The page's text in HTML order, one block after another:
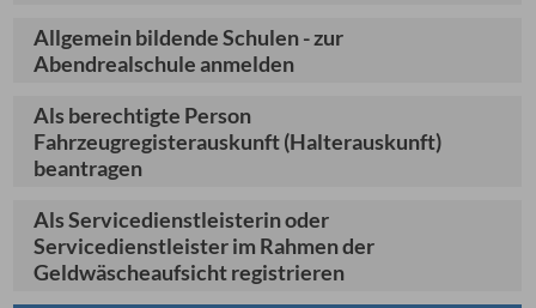
Allgemein bildende Schulen - zur
Abendrealschule anmelden
Als berechtigte Person
Fahrzeugregisterauskunft (Halterauskunft)
beantragen
Als Servicedienstleisterin oder
Servicedienstleister im Rahmen der
Geldwäscheaufsicht registrieren